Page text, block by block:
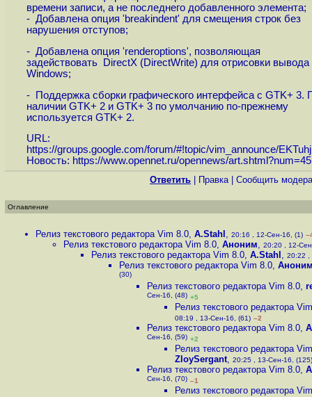
времени записи, а не последнего добавленного элемента;
- Добавлена опция 'breakindent' для смещения строк без
нарушения отступов;
- Добавлена опция 'renderoptions', позволяющая
задействовать DirectX (DirectWrite) для отрисовки вывода
Windows;
- Поддержка сборки графического интерфейса с GTK+ 3.
наличии GTK+ 2 и GTK+ 3 по умолчанию по-прежнему
используется GTK+ 2.
URL:
https://groups.google.com/forum/#!topic/vim_announce/
Новость: https://www.opennet.ru/opennews/
Ответить Правка| Cообщить
Оглавление
Релиз текстового редактора Vim 8.0, A.Stahl , 20:16 , 12-Сен-16, (1)
Релиз текстового редактора Vim 8.0, Аноним, 20:20 , 12-
Релиз текстового редактора Vim 8.0, A.Stahl , 20:22 ,
Релиз текстового редактора Vim 8.0,
(30)
Релиз текстового редактора Vim 8.0,
Сен-16, (48) +5
Релиз текстового редактора
08:19 , 13-Сен-16, (61) –2
Релиз текстового редактора Vim 8.0,
Сен-16, (59) +2
Релиз текстового редактора
ZloySergant, 20:25 , 13-Сен-16, (125)
Релиз текстового редактора Vim 8.0,
Сен-16, (70) –1
Релиз текстового редактора